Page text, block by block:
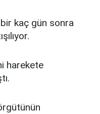
bir kaç gün sonra
harekete